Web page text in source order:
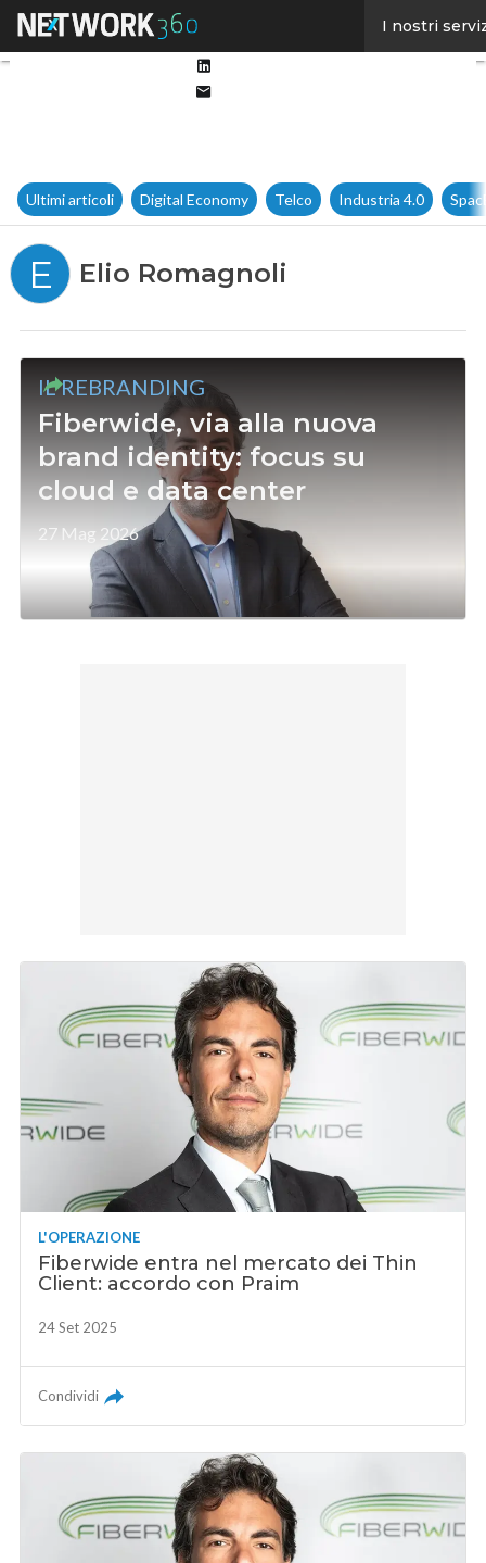
I nostri
Ultimi articoli Digital Economy Telco Industria 4.0
E Elio Romagnoli
IL REBRANDING
Fiberwide, via alla nuova
brand identity: focus su
cloud e data center
27 Mag 2026
L'OPERAZIONE
Fiberwide entra nel mercato dei Thin
Client: accordo con Praim
24 Set 2025
Condividi